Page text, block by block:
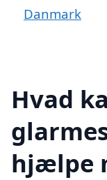
Danmark
Hvad
hjælpe